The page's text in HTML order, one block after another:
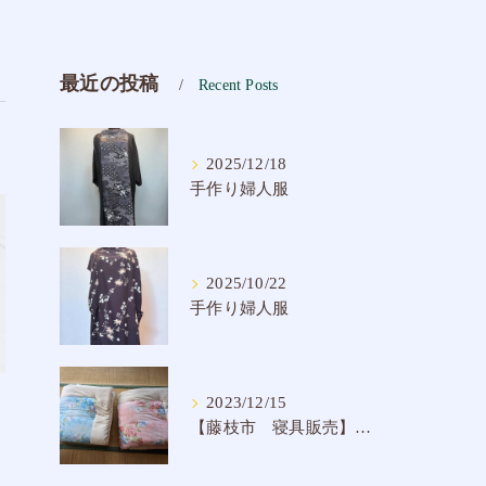
最近の投稿 Recent Posts
2025/12/18
手作り婦人服
2025/10/22
手作り婦人服
2023/12/15
【藤枝市 寝具販売】手作り掛け布団 純綿入り